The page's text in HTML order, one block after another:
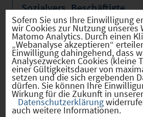
Sozialvers. Beschäftigte
Verkehrsinfrastruktur
Kommunale Infrastruktur
Sofern Sie uns Ihre Einwilligung
wir Cookies zur Nutzung unseres
Matomo Analytics. Durch einen
„Webanalyse akzeptieren“
Einwilligung dahingehend, dass
Analysezwecken Cookies (kleine
einer Gültigkeitsdauer von
setzen und die sich ergebenden
dürfen. Sie können Ihre
Wirkung für die Zukunft in
Datenschutzerklärung
auch weitere Informationen.